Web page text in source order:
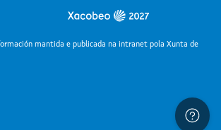
mantida e publicada na intranet pola Xunta de